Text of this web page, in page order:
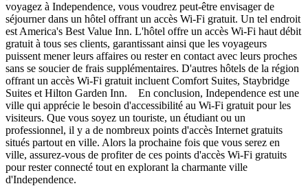
voyagez à Independence, vous voudrez peut-être envisager de
séjourner dans un hôtel offrant un accès Wi-Fi gratuit. Un tel endroit
est America's Best Value Inn. L'hôtel offre un accès Wi-Fi haut débit
gratuit à tous ses clients, garantissant ainsi que les voyageurs
puissent mener leurs affaires ou rester en contact avec leurs proches
sans se soucier de frais supplémentaires. D'autres hôtels de la région
offrant un accès Wi-Fi gratuit incluent Comfort Suites, Staybridge
Suites et Hilton Garden Inn. En conclusion, Independence est une
ville qui apprécie le besoin d'accessibilité au Wi-Fi gratuit pour les
visiteurs. Que vous soyez un touriste, un étudiant ou un
professionnel, il y a de nombreux points d'accès Internet gratuits
situés partout en ville. Alors la prochaine fois que vous serez en
ville, assurez-vous de profiter de ces points d'accès Wi-Fi gratuits
pour rester connecté tout en explorant la charmante ville
d'Independence.